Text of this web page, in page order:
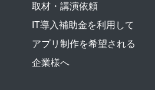
取材・講演依頼
IT導入補助金を利用して
アプリ制作を希望される
企業様へ